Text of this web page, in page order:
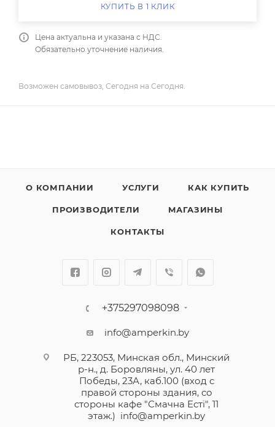
КУПИТЬ В 1 КЛИК
Цена актуальна и указана с НДС.
Обязательно уточнение наличия.
Возможен самовывоз, Сегодня на Сегодня.
О КОМПАНИИ УСЛУГИ КАК КУПИТЬ
ПРОИЗВОДИТЕЛИ МАГАЗИНЫ
КОНТАКТЫ
+375297098098
info@amperkin.by
РБ, 223053, Минская обл., Минский
р-н., д. Боровляны, ул. 40 лет
Победы, 23А, каб.100 (вход с
правой стороны здания, со
стороны кафе "Смачна Естi", 11
этаж.) info@amperkin.by